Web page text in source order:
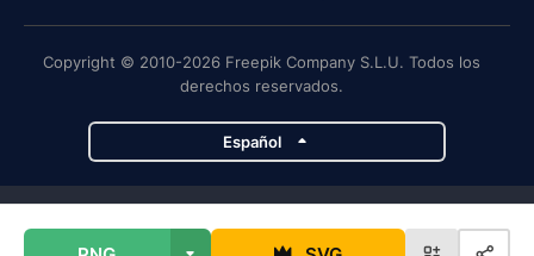
Copyright © 2010-2026 Freepik Company S.L.U. Todos los
derechos reservados.
Español